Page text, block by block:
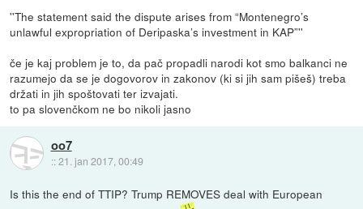
''The statement said the dispute arises from “Montenegro’s
unlawful expropriation of Deripaska’s investment in KAP”''
če je kaj problem je to, da pač propadli narodi kot smo balkanci ne
razumejo da se je dogovorov in zakonov (ki si jih sam pišeš) treba
držati in jih spoštovati ter izvajati.
to pa slovenčkom ne bo nikoli jasno
oo7
::21. jan 2017, 00:49
Is this the end of TTIP? Trump REMOVES deal with European